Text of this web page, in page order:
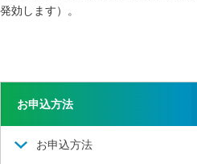
発効します）。
お申込方法
お申込方法